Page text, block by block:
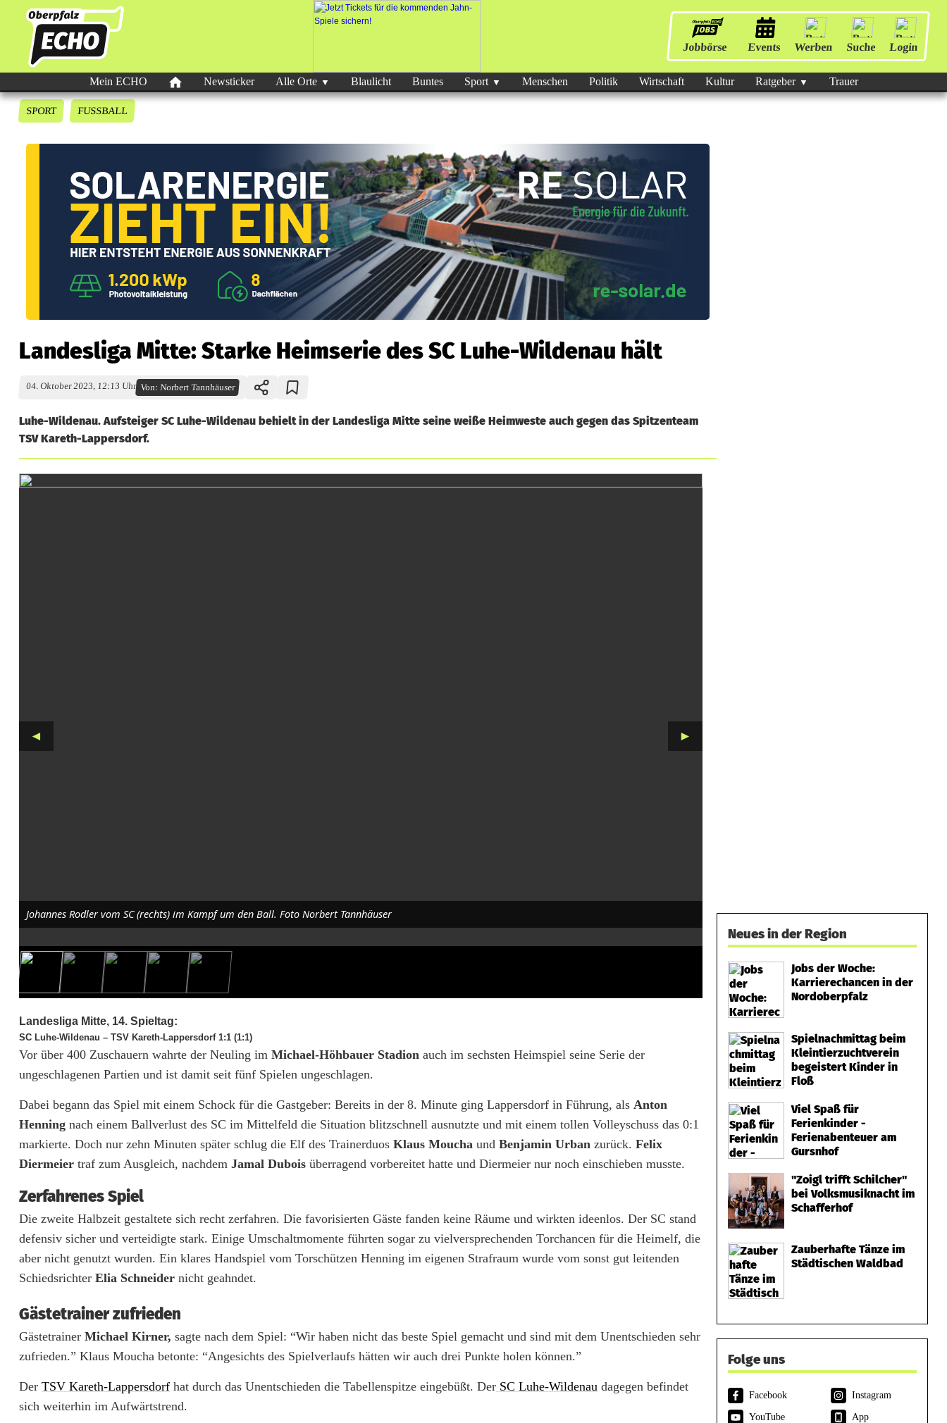
Jobbörse Events Werben Suche Login
Mein ECHO Newsticker Alle Orte Blaulicht Buntes Sport Menschen Politik Wirtschaft Kultur Ratgeber Trauer
SPORT FUSSBALL
Landesliga Mitte: Starke Heimserie des SC Luhe-Wildenau hält
04. Oktober 2023, 12:13 Uhr Von:Norbert Tannhäuser
Luhe-Wildenau. Aufsteiger SC Luhe-Wildenau behielt in der Landesliga Mitte seine weiße Heimweste auch gegen das Spitzenteam
TSV Kareth-Lappersdorf.
L
a
M
S
a
r
k
e
H
e
i
m
r
i
d
e
S
Johannes Rodler vom SC (rechts) im Kampf um den Ball. Foto Norbert Tannhäuser
◄ ►
Landesliga Mitte, 14. Spieltag:
SC Luhe-Wildenau – TSV Kareth-Lappersdorf1:1 (1:1)
Vor über 400 Zuschauern wahrte der Neuling im Michael-Höhbauer Stadion auch im sechsten Heimspiel seine Serie der
ungeschlagenen Partien und ist damit seit fünf Spielen ungeschlagen.
Dabei begann das Spiel mit einem Schock für die Gastgeber: Bereits in der 8. Minute ging Lappersdorf in Führung, als Anton
Henning nach einem Ballverlust des SC im Mittelfeld die Situation blitzschnell ausnutzte und mit einem tollen Volleyschuss das 0:1
markierte. Doch nur zehn Minuten später schlug die Elf des Trainerduos Klaus Moucha und Benjamin Urban zurück. Felix
Diermeier traf zum Ausgleich, nachdem Jamal Dubois überragend vorbereitet hatte und Diermeier nur noch einschieben musste.
Zerfahrenes Spiel
Die zweite Halbzeit gestaltete sich recht zerfahren. Die favorisierten Gäste fanden keine Räume und wirkten ideenlos. Der SC stand
defensiv sicher und verteidigte stark. Einige Umschaltmomente führten sogar zu vielversprechenden Torchancen für die Heimelf, die
aber nicht genutzt wurden. Ein klares Handspiel vom Torschützen Henning im eigenen Strafraum wurde vom sonst gut leitenden
Schiedsrichter Elia Schneider nicht geahndet.
Gästetrainer zufrieden
Gästetrainer Michael Kirner, sagte nach dem Spiel: “Wir haben nicht das beste Spiel gemacht und sind mit dem Unentschieden sehr
zufrieden.” Klaus Moucha betonte: “Angesichts des Spielverlaufs hätten wir auch drei Punkte holen können.”
Der TSV Kareth-Lappersdorf hat durch das Unentschieden die Tabellenspitze eingebüßt. Der SC Luhe-Wildenau dagegen befindet
sich weiterhin im Aufwärtstrend.
Neues in der Region
Jobs der Woche:
Karrierechancen in der
Nordoberpfalz
Spielnachmittag beim
Kleintierzuchtverein
begeistert Kinder in
Floß
Viel Spaß für
Ferienkinder -
Ferienabenteuer am
Gursnhof
"Zoigl trifft Schilcher"
bei Volksmusiknacht im
Schafferhof
Zauberhafte Tänze im
Städtischen Waldbad
Folge uns
Facebook
Instagram
YouTube
App